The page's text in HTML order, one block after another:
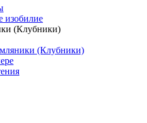
изобилие
(Клубники)
(Клубники)